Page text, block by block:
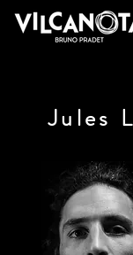
Jules